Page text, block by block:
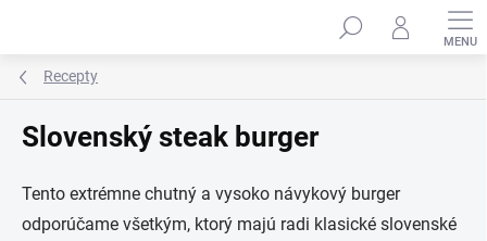
Recepty
Slovenský steak burger
Tento extrémne chutný a vysoko návykový burger
odporúčame všetkým, ktorý majú radi klasické slovenské